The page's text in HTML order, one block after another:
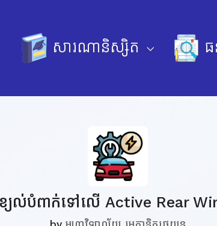
សារណានិស្សិត ធ
ខ្យល់បំពាក់ទៅលើ Active Rear